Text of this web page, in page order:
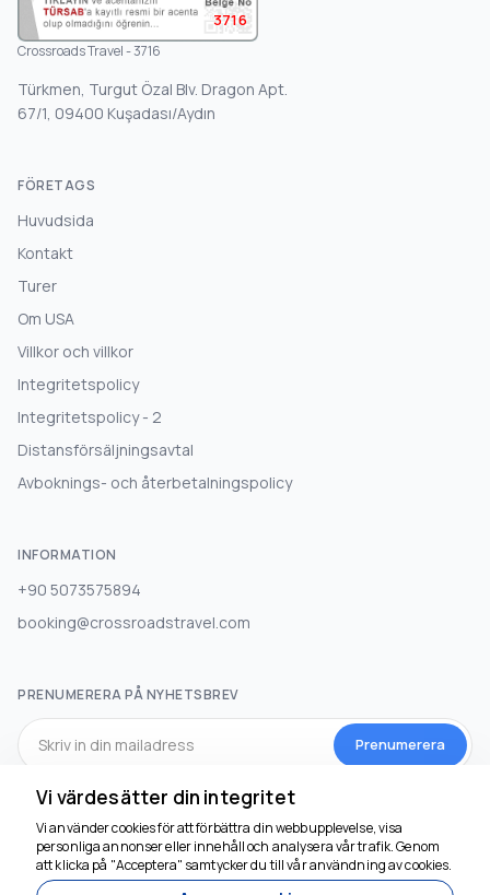
3716
Crossroads Travel - 3716
Türkmen, Turgut Özal Blv. Dragon Apt.
67/1, 09400 Kuşadası/Aydın
FÖRETAGS
Huvudsida
Kontakt
Turer
Om USA
Villkor och villkor
Integritetspolicy
Integritetspolicy - 2
Distansförsäljningsavtal
Avboknings- och återbetalningspolicy
INFORMATION
+90 5073575894
booking@crossroadstravel.com
PRENUMERERA PÅ NYHETSBREV
Prenumerera
SOCIALA MEDIA
Vi värdesätter din integritet
Vi använder cookies för att förbättra din webbupplevelse, visa
personliga annonser eller innehåll och analysera vår trafik. Genom
att klicka på "Acceptera" samtycker du till vår användning av cookies.